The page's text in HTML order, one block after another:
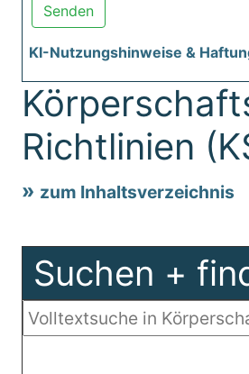
Senden
KI-Nutzungshinweise &
Richtlinien
zum Inhaltsverzeichnis
Suchen +